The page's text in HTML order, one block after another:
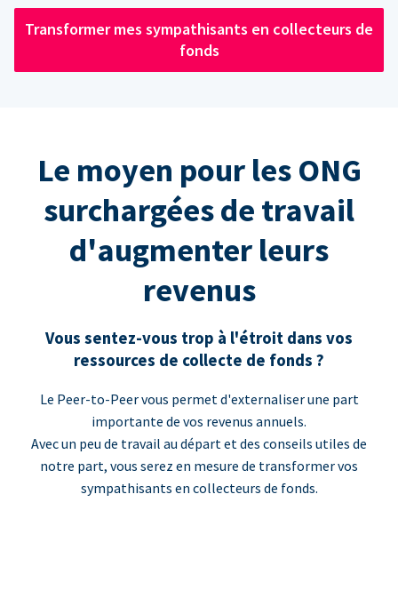
Transformer mes sympathisants en collecteurs de
fonds
Le moyen pour les ONG
surchargées de travail
d'augmenter leurs
revenus
Vous sentez-vous trop à l'étroit dans vos
ressources de collecte de fonds ?
Le Peer-to-Peer vous permet d'externaliser une part
importante de vos revenus annuels.
Avec un peu de travail au départ et des conseils utiles de
notre part, vous serez en mesure de transformer vos
sympathisants en collecteurs de fonds.